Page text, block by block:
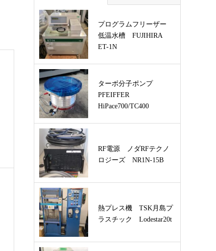
プログラムフリーザー
低温水槽 FUJIHIRA
ET-1N
ターボ分子ポンプ
PFEIFFER
HiPace700/TC400
RF電源 ノダRFテクノ
ロジーズ NR1N-15B
熱プレス機 TSK月島プ
ラスチック Lodestar20t